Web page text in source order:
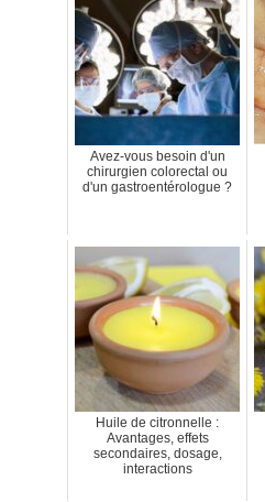
Avez-vous besoin d'un
chirurgien colorectal ou
d'un gastroentérologue ?
Huile de citronnelle :
Avantages, effets
secondaires, dosage,
interactions